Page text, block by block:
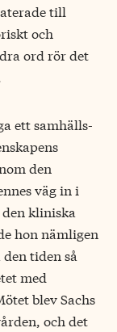
till
och
ord rör det
ett samhälls­
den
väg in i
kliniska
hon nämligen
tiden så
med
blev Sachs
och det